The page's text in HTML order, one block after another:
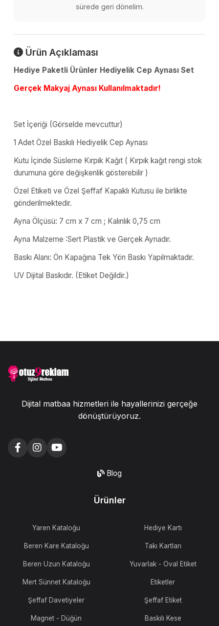
sürede geri dönelim.
Ürün Açıklaması
Hediye Paketli Ürünler Hediyelik Cep Aynası Set
Gerçek Makyaj Aynası Kullanılmaktadır!
Set İçeriği (Görselde mevcuttur)
1 Adet Özel Baskılı Hediyelik Cep Aynası
Kutu İçinde Süsleme Kırpık Kağıt ( Kırpık kağıt rengi stok
durumuna göre değişkenlik gösterebilir )
Özel Etiketi ve Özel Şeffaf Kapaklı Kutusu ile birlikte
gönderilmektedir.
Ayna Ölçüsü: 7 cm x 7 cm ; Kalınlık 0,75 cm
Ayna Malzeme :Sert Plastik ve Gerçek Aynadır.
Baskı Alanı: Ön Kapağına Tek Yön Baskı Yapılmaktadır.
UV Dijital Baskıdır. (Etiket Değildir.)
Dijital matbaa hizmetleri ile hayallerinizi gerçeğe
dönüştürüyoruz.
Blog
Ürünler
Yaren Kataloğu
Beren Kare Kataloğu
Beren Uzun Kataloğu
Mert Sünnet Kataloğu
Şeffaf Davetiyeler
Magnet - Düğün
Hediye Kartı
Takı Kartları
Yuvarlak - Oval Etiket
Etiketler
Şeffaf Etiket
Baskılı Kese